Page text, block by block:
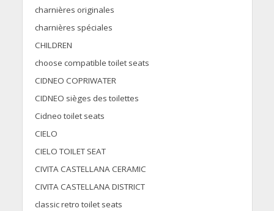
charnières originales
charnières spéciales
CHILDREN
choose compatible toilet seats
CIDNEO COPRIWATER
CIDNEO sièges des toilettes
Cidneo toilet seats
CIELO
CIELO TOILET SEAT
CIVITA CASTELLANA CERAMIC
CIVITA CASTELLANA DISTRICT
classic retro toilet seats